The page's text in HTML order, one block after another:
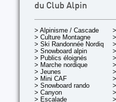
du Club Alpin
> Alpinisme / Cascade
> Culture Montagne
> Ski Randonnée Nordique
> Snowboard alpin
> Publics éloignés
> Marche nordique
> Jeunes
> Mini CAF
> Snowboard rando
> Canyon
> Escalade